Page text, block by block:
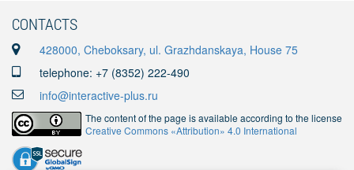
CONTACTS
428000, Cheboksary, ul. Grazhdanskaya, House 75
telephone: +7 (8352) 222-490
info@interactive-plus.ru
The content of the page is available according to the license
Creative Commons «Attribution» 4.0 International